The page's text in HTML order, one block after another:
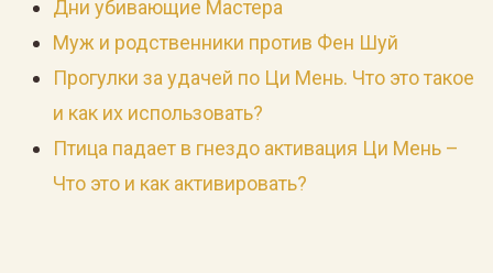
Дни убивающие Мастера
Муж и родственники против Фен Шуй
Прогулки за удачей по Ци Мень. Что это такое
и как их использовать?
Птица падает в гнездо активация Ци Мень –
Что это и как активировать?